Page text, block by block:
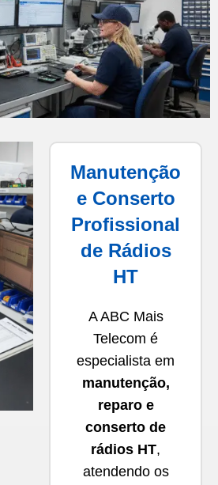
Manutenção
e Conserto
Profissional
de Rádios
HT
A ABC Mais
Telecom é
especialista em
manutenção,
reparo e
conserto de
rádios HT,
atendendo os